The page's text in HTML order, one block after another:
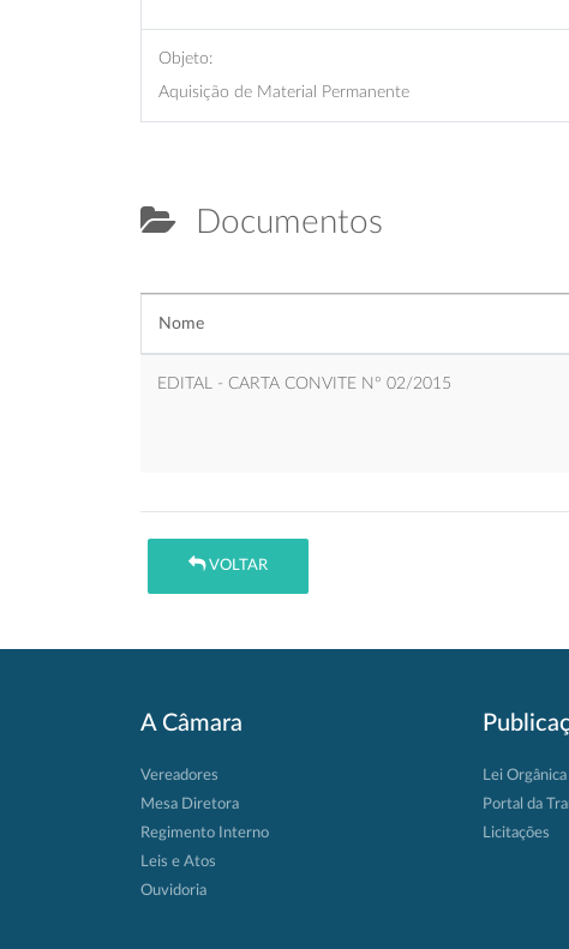
Objeto:
Aquisição de Material Permanente
Documentos
Nome
EDITAL - CARTA CONVITE Nº 02/2015
VOLTAR
A Câmara
Vereadores
Mesa Diretora
Regimento Interno
Leis e Atos
Ouvidoria
Lei Orgânica
Portal da
Licitações